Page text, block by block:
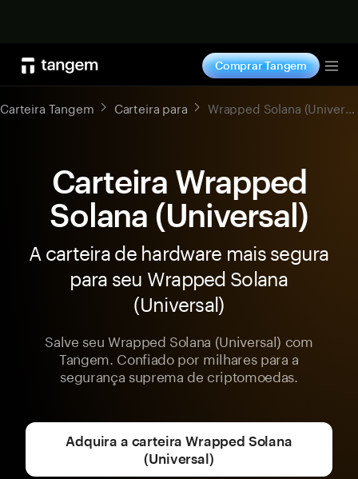
Comprar Tangem
Carteira Tangem Carteira para Wrapped Solana (Universal)
Carteira Wrapped
Solana (Universal)
A carteira de hardware mais segura
para seu Wrapped Solana
(Universal)
Salve seu Wrapped Solana (Universal) com
Tangem. Confiado por milhares para a
segurança suprema de criptomoedas.
Adquira a carteira Wrapped Solana
(Universal)